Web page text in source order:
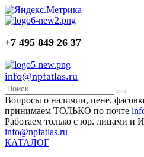
+7 495 849 26 37
info@npfatlas.ru
Вопросы о наличии, цене,
принимаем ТОЛЬКО по почте
Работаем только с юр. лицами и
info@npfatlas.ru
КАТАЛОГ